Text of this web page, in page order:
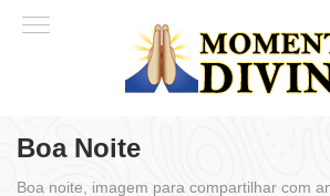
Boa Noite
Boa noite, imagem para compartilhar com